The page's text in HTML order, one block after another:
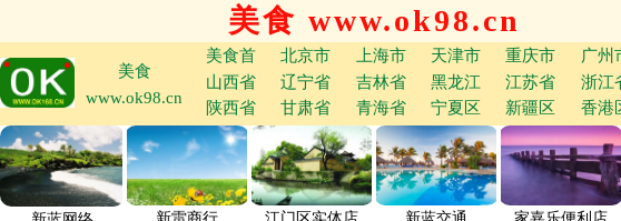
美食 www.ok98.cn
美食
www.ok98.cn
美食首 北京市 上海市 天津市 重庆市 广州
山西省
辽宁省 吉林省 黑龙江 江苏省 浙江
陕西省
甘肃省 青海省 宁夏区 新疆区 香港
新雷商行 江门区实体店 新蓝交通 家嘉乐便利店